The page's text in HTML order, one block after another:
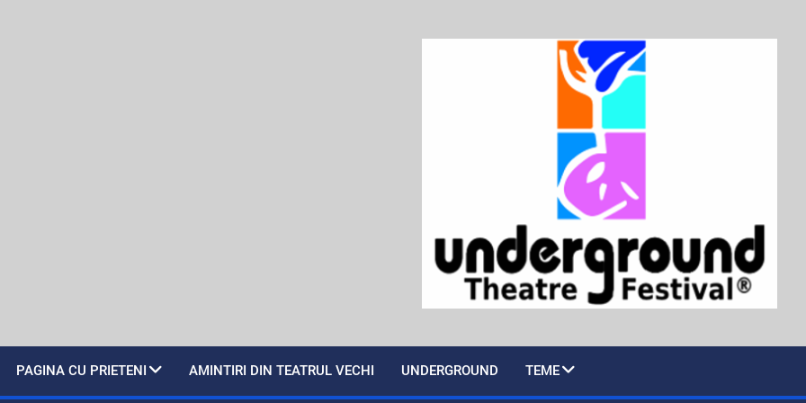
PAGINA CU PRIETENI AMINTIRI DIN TEATRUL VECHI UNDERGROUND TEME